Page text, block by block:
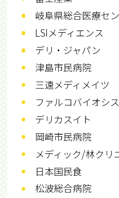
岐阜県総合医療セ
LSIメディエンス
デリ・ジャパン
津島市民病院
三遠メディメイツ
ファルコバイオシ
デリカスイト
岡崎市民病院
メディック/林クリ
日本国民食
松波総合病院